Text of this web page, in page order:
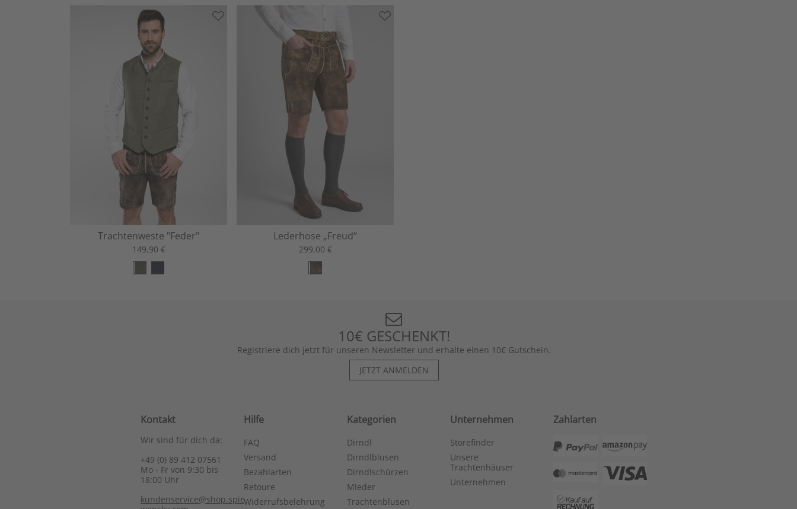
Trachtenweste "Feder"
149,90 €
Lederhose „Freud“
299,00 €
10€ GESCHENKT!
Registriere dich jetzt für unseren Newsletter und erhalte einen 10€ Gutschein.
JETZT ANMELDEN
Hilfe
FAQ
Versand
Bezahlarten
Retoure
Widerrufsbelehrung
Kontakt
Wir sind für dich da:
+49 (0) 89 412 07561
Mo - Fr von 9:30 bis
18:00 Uhr
kundenservice@shop.spieth-
Kategorien
Dirndl
Dirndlblusen
Dirndlschürzen
Mieder
Trachtenblusen
Unternehmen
Storefinder
Unsere
Trachtenhäuser
Unternehmen
Zahlarten